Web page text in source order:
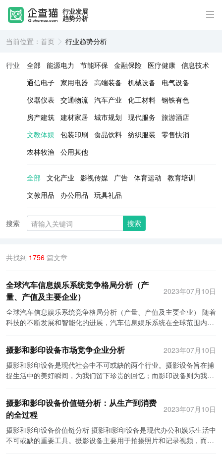
行业发展
趋势分析
当前位置： 首页 行业趋势分析
行业 全部 能源电力 节能环保 金融保险 医疗健康 信息技术
通信电子 家用电器 高端装备 机械设备
电气设备
仪器仪表
交通物流 汽车产业 化工材料 钢铁有色
房产建筑 建材家居 城市规划 现代服务
旅游酒店
文教体娱
包装印刷 食品饮料 纺织服装
零售快消
农林牧渔
公用其他
全部 文化产业 影视传媒 广告 体育运动
教育培训
文教用品
办公用品 玩具礼品
搜索 搜索
共找到 1756 篇文章
全球汽车信息娱乐系统竞争格局分析（产
量、产值及主要企业）
2023年07月10日
全球汽车信息娱乐系统竞争格局分析（产量、产值及主要企业） 随着
科技的不断发展和智能化的进展，汽车信息娱乐系统在全球范围内逐
汽车信息娱乐系统的产量、产值及主要企业进行分析。 首先，从产量
方面来看，全球汽车信息娱乐系统的需求越来越大。根据国际市场研
究公司JATO Dynamics的报告，2019年全球汽车信息娱乐系统的产
在产值方面，全球汽车信息娱乐系统市场也经历了快速增长。根据市
场研究公司Grand View Research的数据显示，2019年全球汽车信息
娱乐系统市场的价值达到了405亿美元。预计到2027年，这一数字将
继续增长，达到711亿美元，年平均增长率为9.2%。这种增长主要受
益于汽车行业的发展以及智能化设备的升级。 在竞争格局方面，全球
摄影和影印设备市场竞争企业分析
2023年07月10日
摄影和影印设备是现代社会中不可或缺的两个行业。摄影设备旨在捕
捉生活中的美好瞬间，为我们留下珍贵的回忆；而影印设备则为我们
是两个备受瞩目的竞争企业。尼康以其优质的相机和镜头享誉全球。
无论是专业摄影师还是摄影爱好者，他们都对尼康的产品给予了高度
评价。与之竞争的佳能也是一家世界知名的相机制造商。佳能以其卓
越的技术和创新的产品设计，赢得了广大消费者的青睐。尼康和佳能
摄影和影印设备价值链分析：从生产到消费
的全过程
2023年07月10日
摄影和影印设备价值链分析 摄影和影印设备是现代办公和娱乐生活中
不可或缺的重要工具。摄影设备主要用于拍摄照片和记录视频，而影